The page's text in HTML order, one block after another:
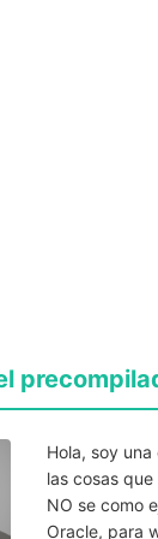
Hola, soy
las cosas
NO se como
Oracle, para